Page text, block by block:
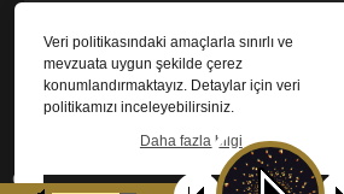
Veri politikasındaki amaçlarla sınırlı ve
mevzuata uygun şekilde çerez
konumlandırmaktayız. Detaylar için veri
politikamızı inceleyebilirsiniz.
Daha fazla bilgi
E-Bülten aboneliği ile haberlere daha hızlı erişin.
© 2023Gaziantep Radyo Zeugma. Tüm